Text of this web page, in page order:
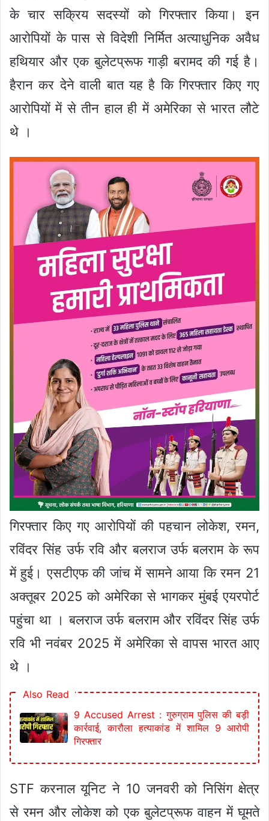
के चार सक्रिय सदस्यों को गिरफ्तार किया। इन
आरोपियों के पास से विदेशी निर्मित अत्याधुनिक अवैध
हथियार और एक बुलेटप्रूफ गाड़ी बरामद की गई है।
हैरान कर देने वाली बात यह है कि गिरफ्तार किए गए
आरोपियों में से तीन हाल ही में अमेरिका से भारत लौटे
थे ।
गिरफ्तार किए गए आरोपियों की पहचान लोकेश, रमन,
रविंदर सिंह उर्फ रवि और बलराज उर्फ बलराम के रूप
में हुई। एसटीएफ की जांच में सामने आया कि रमन 21
अक्तूबर 2025 को अमेरिका से भागकर मुंबई एयरपोर्ट
पहुंचा था । बलराज उर्फ बलराम और रविंदर सिंह उर्फ
रवि भी नवंबर 2025 में अमेरिका से वापस भारत आए
थे ।
Also Read
9 Accused Arrest : गुरुग्राम पुलिस की बड़ी
कार्रवाई, कारौला हत्याकांड में शामिल 9 आरोपी
गिरफ्तार
STF करनाल यूनिट ने 10 जनवरी को निसिंग क्षेत्र
से रमन और लोकेश को एक बुलेटप्रूफ वाहन में घूमते